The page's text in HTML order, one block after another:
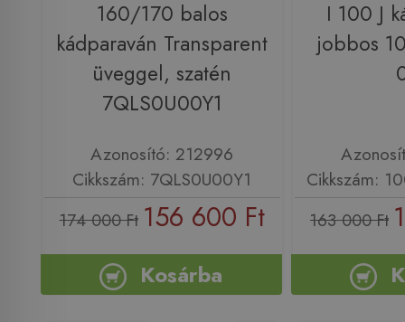
160/170 balos
kádparaván Transparent
üveggel, szatén
7QLS0U00Y1
Azonosító: 212996
Cikkszám: 7QLS0U00Y1
174 000 Ft 156 600 Ft
Kosárba
I 100 J
jobbos
Cikkszám:
163 000 Ft